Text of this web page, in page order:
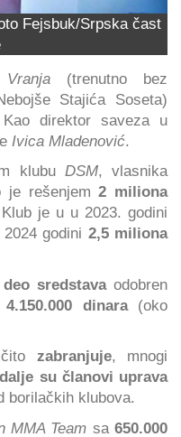
Fejsbuk/Srpska čast
(trenutno bez
Stajića Soseta)
direktor saveza u
Ivica Mladenović.
klubu DSM, vlasnika
je rešenjem2 miliona
je u u 2023. godini
godini 2,5 miliona
sredstavaodobren
4.150.000 dinara(oko
zabranjuje, mnogi
su članovi uprava
borilačkih klubova.
MMA Team sa650.000